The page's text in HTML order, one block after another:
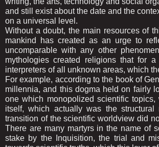
and still exist about the date and the
on a universal level.
Without a doubt, the main resources of
mankind has created as an urge to
uncomparable with any other
mythologies created religions that for
interpreters of all unknown areas, which
For example, according to the book of
millennia, and this dogma held on fairly
one which monopolized scientific
itself, which actually was the
transition of the scientific worldview did
There are many martyrs in the name of
stake by the Inquisition, the trial and